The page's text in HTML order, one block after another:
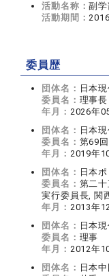
活動名称：副
活動期間：
委員歴
団体名： 日本
委員名： 理事長
年月： 2026年
団体名： 日本
委員名： 第69
年月： 2019年
団体名： 日本
委員名： 第二
実行委員長, 関
年月： 2013年
団体名： 日本
委員名： 理事
年月： 2012年
団体名： 日本